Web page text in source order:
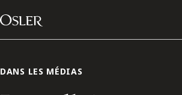
Passer au contenu
Main Navigation
DANS LES MÉDIAS